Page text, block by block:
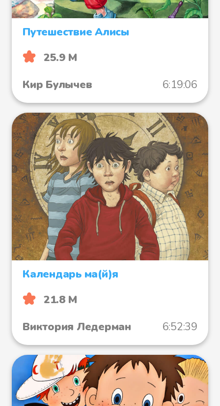
Путешествие Алисы
25.9 М
Кир Булычев
6:19:06
Календарь ма(й)я
21.8 М
Виктория Ледерман
6:52:39